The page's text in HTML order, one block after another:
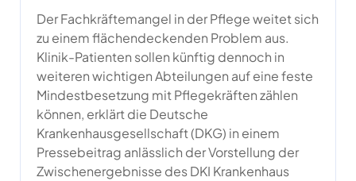
Der Fachkräftemangel in der Pflege weitet sich
zu einem flächendeckenden Problem aus.
Klinik-Patienten sollen künftig dennoch in
weiteren wichtigen Abteilungen auf eine feste
Mindestbesetzung mit Pflegekräften zählen
können, erklärt die Deutsche
Krankenhausgesellschaft (DKG) in einem
Pressebeitrag anlässlich der Vorstellung der
Zwischenergebnisse des DKI Krankenhaus